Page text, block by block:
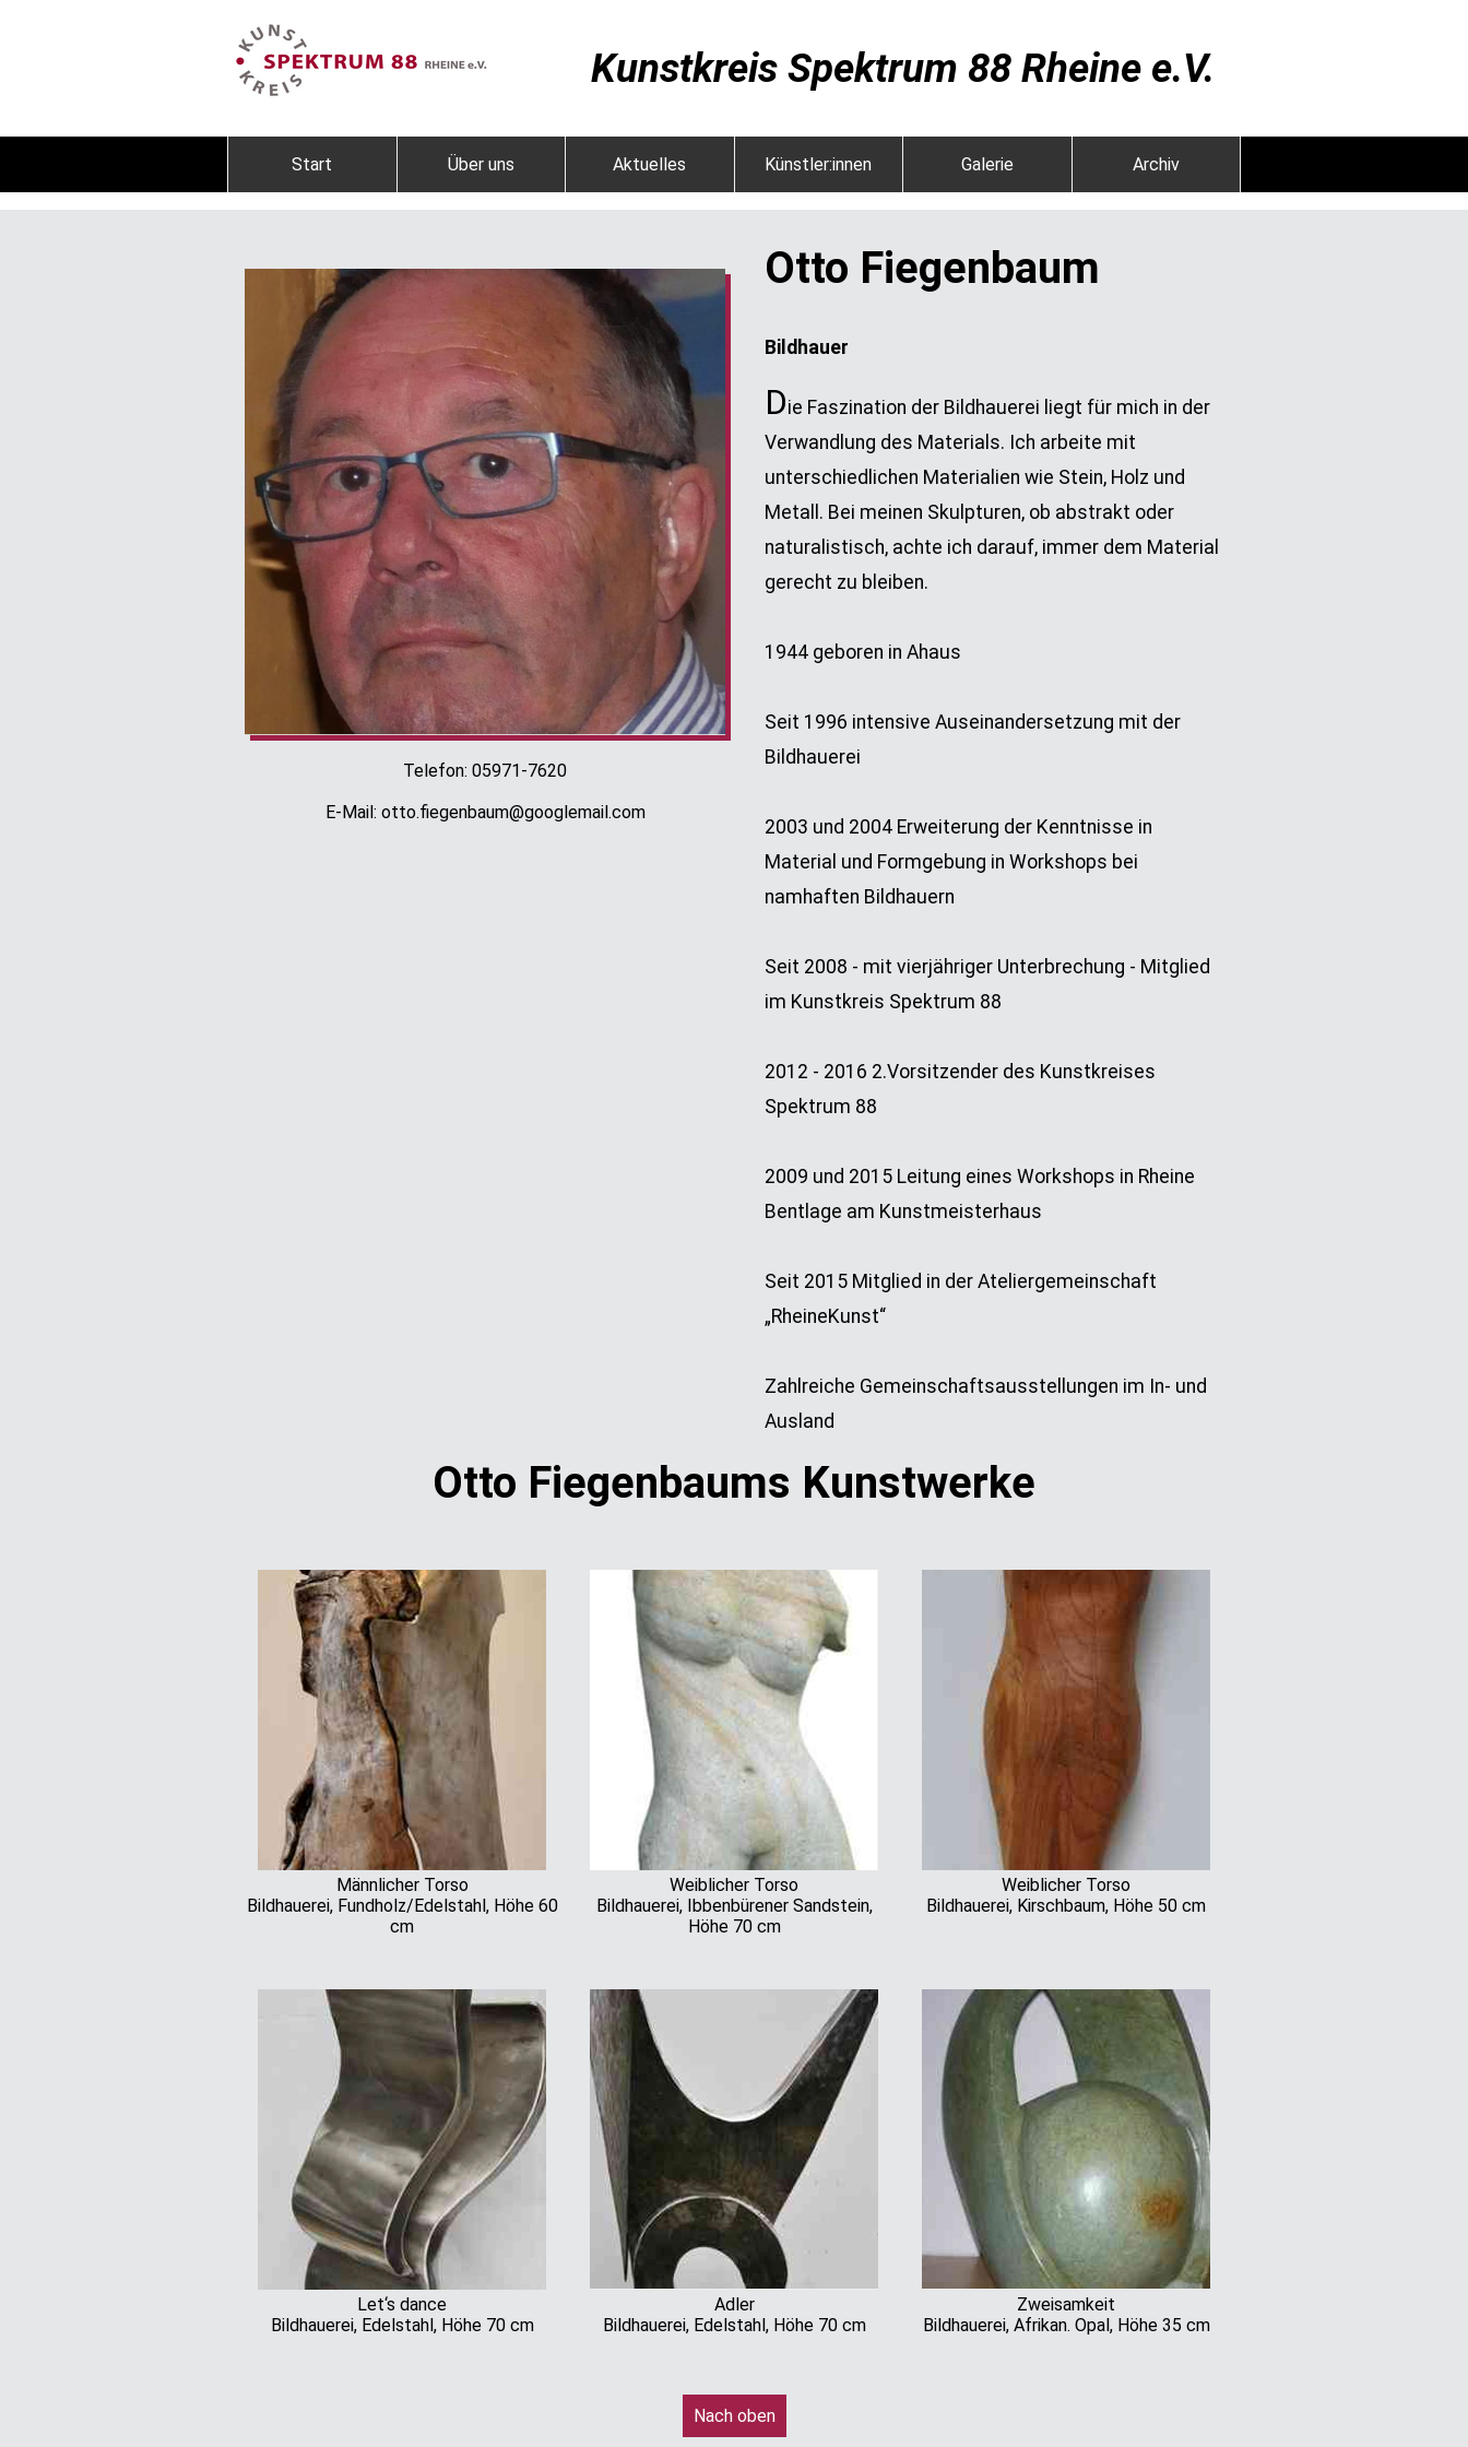
Kunstkreis Spektrum 88 Rheine e.V.
Start Über uns Aktuelles Künstler:innen Galerie Archiv
Telefon: 05971-7620
E-Mail: otto.fiegenbaum@googlemail.com
Otto Fiegenbaum
Bildhauer
Die Faszination der Bildhauerei liegt für mich in der
Verwandlung des Materials. Ich arbeite mit
unterschiedlichen Materialien wie Stein, Holz und
Metall. Bei meinen Skulpturen, ob abstrakt oder
naturalistisch, achte ich darauf, immer dem Material
gerecht zu bleiben.
1944 geboren in Ahaus
Seit 1996 intensive Auseinandersetzung mit der
Bildhauerei
2003 und 2004 Erweiterung der Kenntnisse in
Material und Formgebung in Workshops bei
namhaften Bildhauern
Seit 2008 - mit vierjähriger Unterbrechung - Mitglied
im Kunstkreis Spektrum 88
2012 - 2016 2.Vorsitzender des Kunstkreises
Spektrum 88
2009 und 2015 Leitung eines Workshops in Rheine
Bentlage am Kunstmeisterhaus
Seit 2015 Mitglied in der Ateliergemeinschaft
„RheineKunst“
Zahlreiche Gemeinschaftsausstellungen im In- und
Ausland
Otto Fiegenbaums Kunstwerke
Männlicher Torso
Bildhauerei, Fundholz/Edelstahl, Höhe 60
cm
Weiblicher Torso
Bildhauerei, Ibbenbürener Sandstein,
Höhe 70 cm
Weiblicher Torso
Bildhauerei, Kirschbaum, Höhe 50 cm
Let‘s dance
Bildhauerei, Edelstahl, Höhe 70 cm
Adler
Bildhauerei, Edelstahl, Höhe 70 cm
Zweisamkeit
Bildhauerei, Afrikan. Opal, Höhe 35 cm
Nach oben